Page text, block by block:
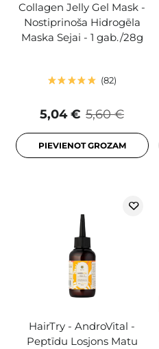
Collagen Jelly Gel Mask -
Nostiprinoša Hidrogēla
Maska Sejai - 1 gab./28g
82
5,60 €
5,04 €
PIEVIENOT GROZAM
HairTry - AndroVital -
Peptīdu Losjons Matu